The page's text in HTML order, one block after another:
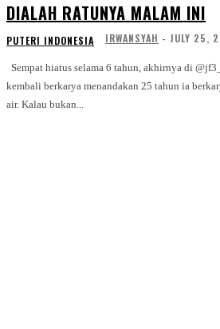
DIALAH RATUNYA MALAM INI
PUTERI INDONESIA IRWANSYAH - JULY 25,
kembali berkarya menandakan 25 tahun ia
air. Kalau bukan...